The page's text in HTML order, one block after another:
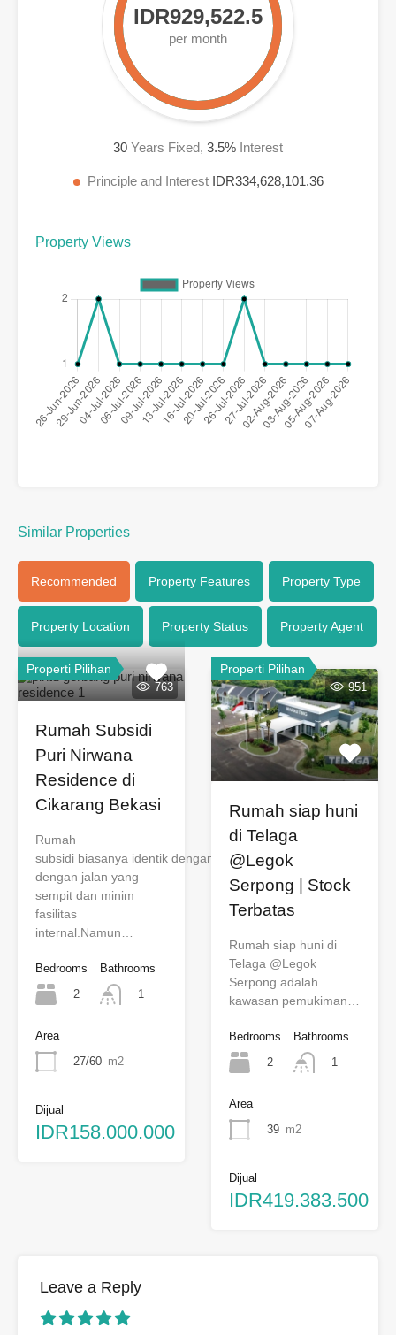
IDR929,522.5
per month
30 Years Fixed, 3.5% Interest
Principle and Interest IDR334,628,101.36
Property Views
Similar Properties
Recommended Property Features Property Type
Property Location Property Status Property Agent
Properti Pilihan
763
Rumah Subsidi
Puri Nirwana
Residence di
Cikarang Bekasi
Rumah
subsidi biasanya identik dengan pemukiman
dengan jalan yang
sempit dan minim
fasilitas
internal.Namun…
Bedrooms
2
Bathrooms
1
Area
27/60 m2
Dijual
IDR158.000.000
Properti Pilihan
951
Rumah siap huni
di Telaga
@Legok
Serpong | Stock
Terbatas
Rumah siap huni di
Telaga @Legok
Serpong adalah
kawasan pemukiman…
Bedrooms
2
Bathrooms
1
Area
39 m2
Dijual
IDR419.383.500
Leave a Reply